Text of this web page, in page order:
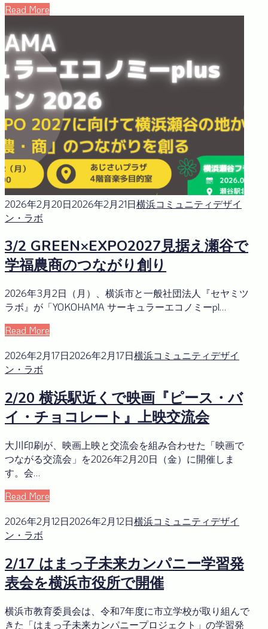
Read More
2026年2月20日2026年2月21日横浜コミュニティデザイ
ン・ラボ
3/2 GREEN×EXPO2027見据え瀬谷で
学福農商のつながり創り
2026年3月2日（月）、横浜市と一般社団法人『セヤミツ
ラボ』が「YOKOHAMA サーキュラーエコノミーpl…
Read More
2026年2月17日2026年2月17日横浜コミュニティデザイ
ン・ラボ
2/20 横浜駅近くで映画『ピース・バ
イ・チョコレート』上映交流会
大川印刷が、映画上映と交流会を組み合わせた「映画で
つながる交流会」を2026年2月20日（金）に開催しま
す。会…
Read More
2026年2月12日2026年2月12日横浜コミュニティデザイ
ン・ラボ
2/17 はまっ子未来カンパニー学習発
表会を横浜市役所で開催
横浜市教育委員会は、令和7年度に市立学校が取り組んで
きた「はまっ子未来カンパニープロジェクト」の学習発